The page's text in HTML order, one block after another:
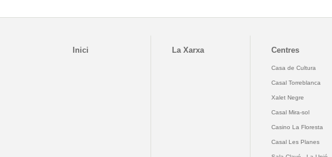
Inici La Xarxa Centres
Casa de Cultura
Casal Torreblanca
Xalet Negre
Casal Mira-sol
Casino La Floresta
Casal Les Planes